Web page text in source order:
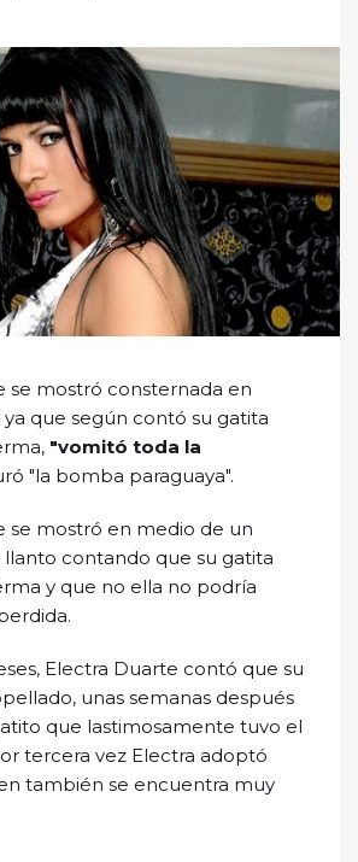
se mostró consternada en
ya que según contó su gatita
"vomitó toda la
"la bomba paraguaya".
se mostró en medio de un
llanto contando que su gatita
y que no ella no podría
Electra Duarte contó que su
unas semanas después
que lastimosamente tuvo el
tercera vez Electra adoptó
también se encuentra muy